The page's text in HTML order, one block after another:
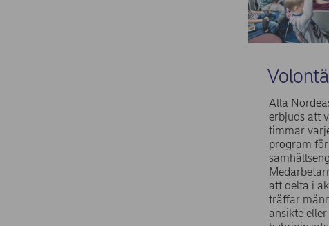
Alla
erbjuds att
timmar
program för
att delta i
träffar
ansikte